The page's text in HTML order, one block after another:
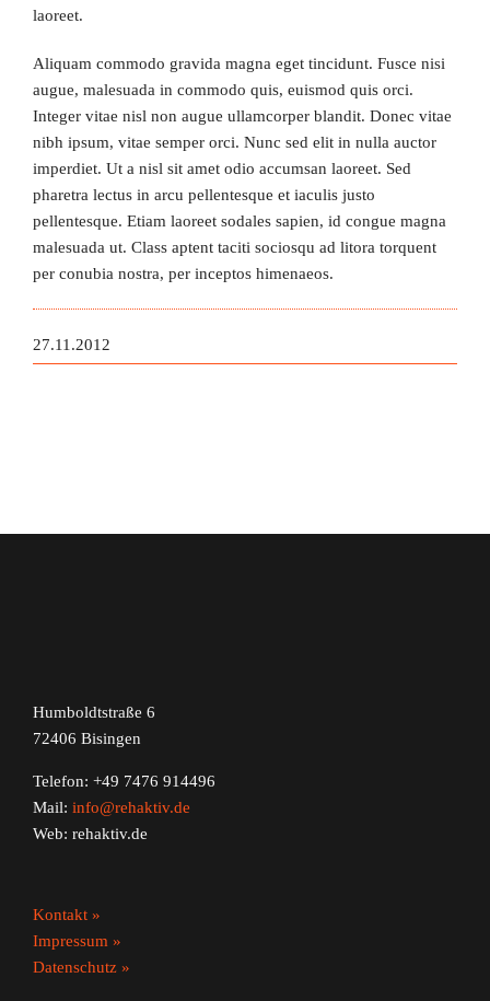
laoreet.
Aliquam commodo gravida magna eget tincidunt. Fusce nisi
augue, malesuada in commodo quis, euismod quis orci.
Integer vitae nisl non augue ullamcorper blandit. Donec vitae
nibh ipsum, vitae semper orci. Nunc sed elit in nulla auctor
imperdiet. Ut a nisl sit amet odio accumsan laoreet. Sed
pharetra lectus in arcu pellentesque et iaculis justo
pellentesque. Etiam laoreet sodales sapien, id congue magna
malesuada ut. Class aptent taciti sociosqu ad litora torquent
per conubia nostra, per inceptos himenaeos.
27.11.2012
Humboldtstraße 6
72406 Bisingen
Telefon: +49 7476 914496
Mail: info@rehaktiv.de
Web: rehaktiv.de
Kontakt »
Impressum »
Datenschutz »